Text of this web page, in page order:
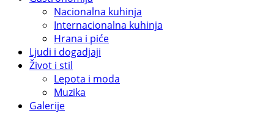
Nacionalna kuhinja
Internacionalna kuhinja
Hrana i piće
Ljudi i dogadjaji
Život i stil
Lepota i moda
Muzika
Galerije